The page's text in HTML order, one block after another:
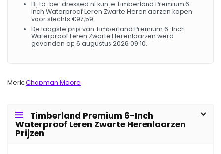
Bij to-be-dressed.nl kun je Timberland Premium 6-
Inch Waterproof Leren Zwarte Herenlaarzen kopen
voor slechts €97,59
De laagste prijs van Timberland Premium 6-Inch
Waterproof Leren Zwarte Herenlaarzen werd
gevonden op 6 augustus 2026 09:10.
Merk: Chapman Moore
Timberland Premium 6-Inch
Waterproof Leren Zwarte Herenlaarzen
Prijzen